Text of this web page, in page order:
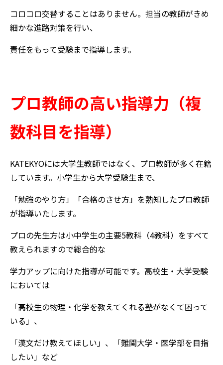
コロコロ交替することはありません。担当の教師がきめ
細かな進路対策を行い、
責任をもって受験まで指導します。
プロ教師の高い指導力（複
数科目を指導）
KATEKYOには大学生教師ではなく、プロ教師が多く在籍
しています。小学生から大学受験生まで、
「勉強のやり方」「合格のさせ方」を熟知したプロ教師
が指導いたします。
プロの先生方は小中学生の主要5教科（4教科）をすべて
教えられますので総合的な
学力アップに向けた指導が可能です。高校生・大学受験
においては
「高校生の物理・化学を教えてくれる塾がなくて困って
いる」、
「漢文だけ教えてほしい」、「難関大学・医学部を目指
したい」など